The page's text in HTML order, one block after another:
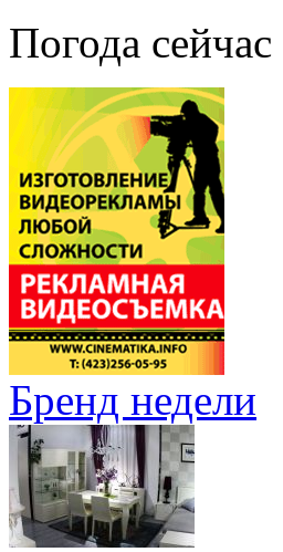
Погода сейчас
Бренд недели